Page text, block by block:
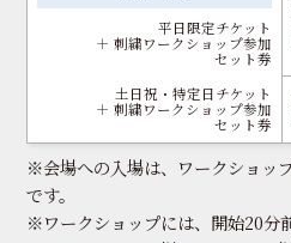
平日限定チケット
＋ 刺繍ワークショップ参加
セット券
土日祝・特定日チケット
＋ 刺繍ワークショップ参加
セット券
※会場への入場は、ワークショッ
です。
※ワークショップには、開始20分